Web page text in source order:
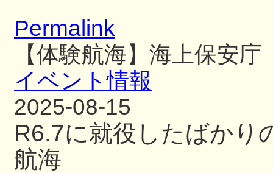
Permalink
【体験航海】海上保安
イベント情報
2025-08-15
R6.7に就役したばかり
航海